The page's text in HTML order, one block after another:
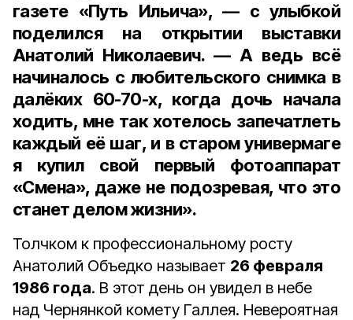
газете «Путь Ильича», — с улыбкой
поделился на открытии выставки
Анатолий Николаевич. — А ведь всё
начиналось с любительского снимка в
далёких 60-70-х, когда дочь начала
ходить, мне так хотелось запечатлеть
каждый её шаг, и в старом универмаге
я купил свой первый фотоаппарат
«Смена», даже не подозревая, что это
станет делом жизни».
Толчком к профессиональному росту
Анатолий Объедко называет 26 февраля
1986 года. В этот день он увидел в небе
над Чернянкой комету Галлея. Невероятная